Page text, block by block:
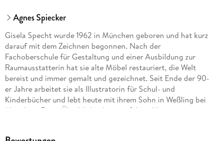
Agnes Spiecker
Gisela Specht wurde 1962 in München geboren und hat kurz
darauf mit dem Zeichnen begonnen. Nach der
Fachoberschule für Gestaltung und einer Ausbildung zur
Raumausstatterin hat sie alte Möbel restauriert, die Welt
bereist und immer gemalt und gezeichnet. Seit Ende der 90-
er Jahre arbeitet sie als Illustratorin für Schul- und
Kinderbücher und lebt heute mit ihrem Sohn in Weßling bei
München. Einen Überblick gibt es auf ihrer Homepage unter